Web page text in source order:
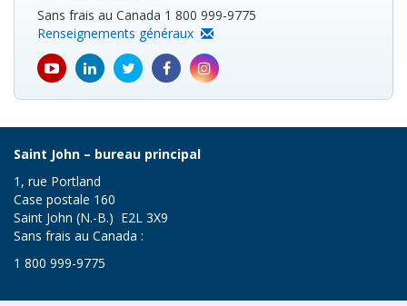
Sans frais au Canada 1 800 999-9775
Renseignements généraux
youtube
icon
Linkedin
icon
Twitter
icon
Facebook
icon
Instagram
icon
Saint John – bureau principal
1, rue Portland
Case postale 160
Saint John (N.-B.) E2L 3X9
Sans frais au Canada :
1 800 999-9775